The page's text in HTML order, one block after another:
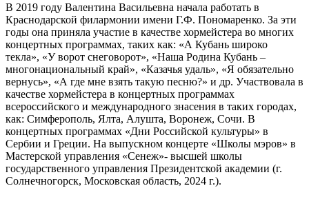
В 2019 году Валентина Васильевна начала работать в
Краснодарской филармонии имени Г.Ф. Пономаренко. За эти
годы она приняла участие в качестве хормейстера во многих
концертных программах, таких как: «А Кубань широко
текла», «У ворот снеговорот», «Наша Родина Кубань –
многонациональный край», «Казачья удаль», «Я обязательно
вернусь», «А где мне взять такую песню?» и др. Участвовала в
качестве хормейстера в концертных программах
всероссийского и международного знасения в таких городах,
как: Симферополь, Ялта, Алушта, Воронеж, Сочи. В
концертных программах «Дни Российской культуры» в
Сербии и Греции. На выпускном концерте «Школы мэров» в
Мастерской управления «Сенеж»- высшей школы
государственного управления Президентской академии (г.
Солнечногорск, Московская область, 2024 г.).